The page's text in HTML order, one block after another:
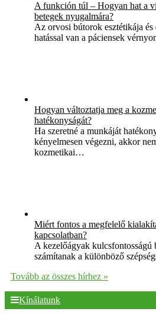
A funkción túl – Hogyan hat a
betegek nyugalmára?
Az orvosi bútorok esztétikája és
hatással van a páciensek
Hogyan változtatja meg a
hatékonyságát?
Ha szeretné a munkáját
kényelmesen végezni, akkor
kozmetikai…
Miért fontos a megfelelő
kapcsolatban?
A kezelőágyak kulcsfontosságú
számítanak a különböző
Tovább az összes hírhez »
Kínálatunk